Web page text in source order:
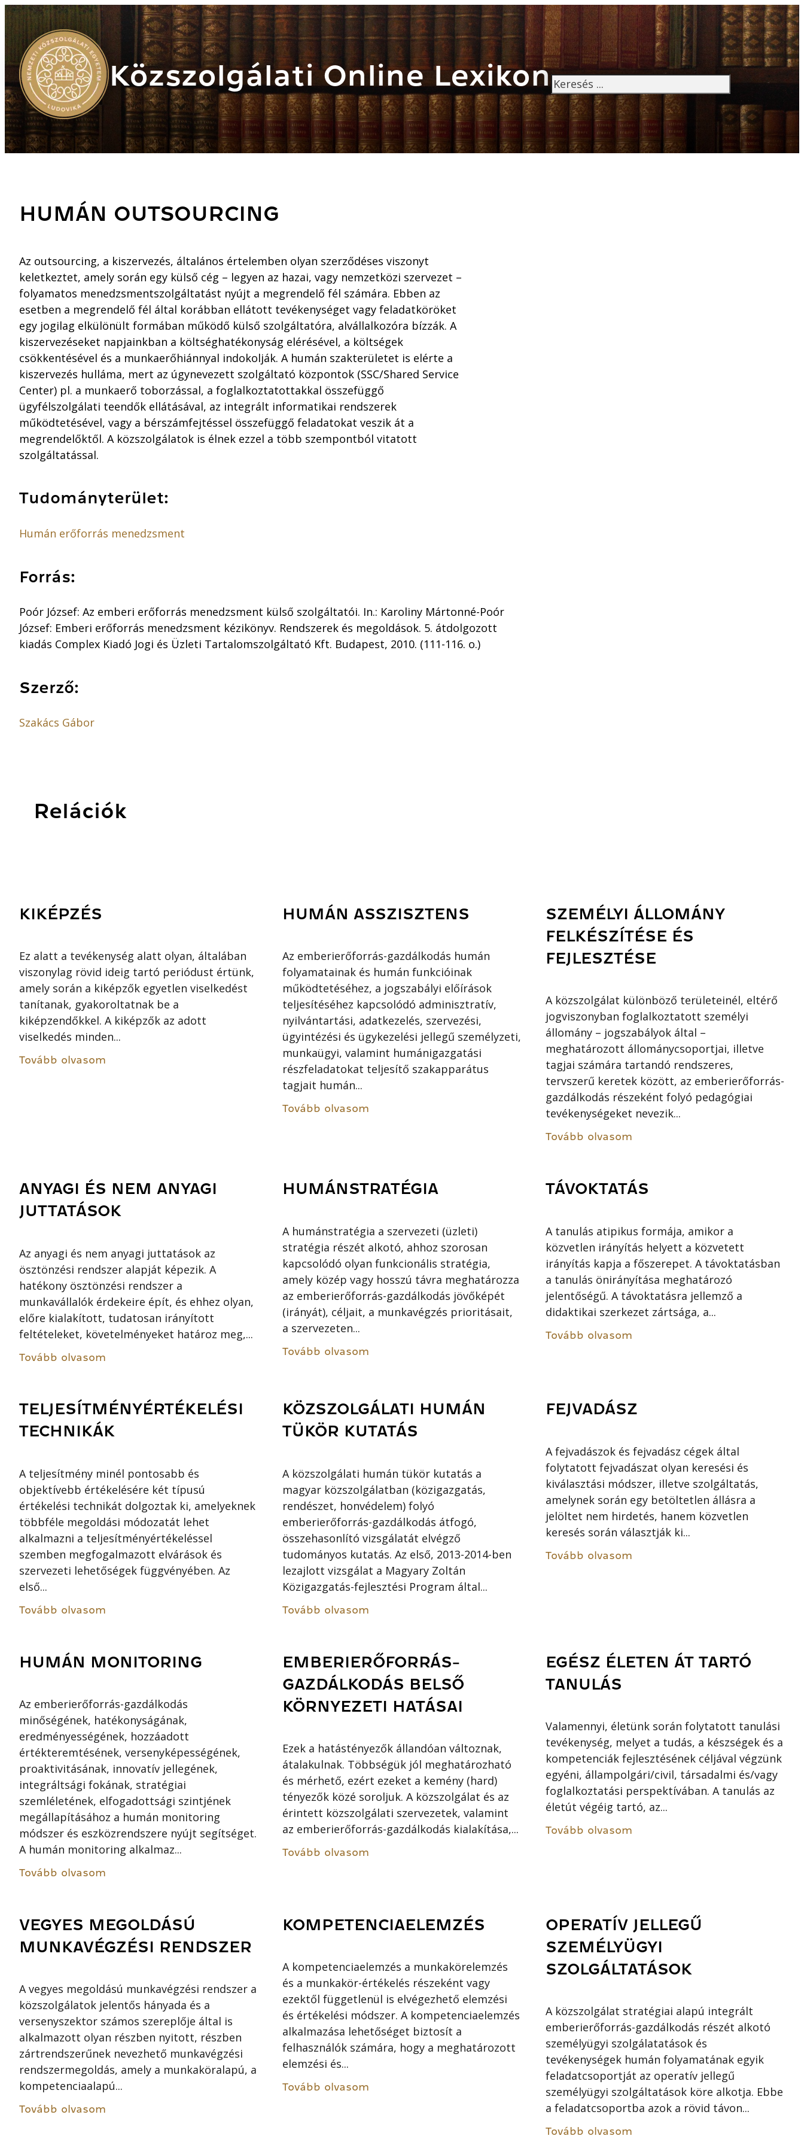
Közszolgálati Online Lexikon Keresés
HUMÁN OUTSOURCING
Az outsourcing, a kiszervezés, általános értelemben olyan szerződéses viszonyt
keletkeztet, amely során egy külső cég – legyen az hazai, vagy nemzetközi szervezet –
folyamatos menedzsmentszolgáltatást nyújt a megrendelő fél számára. Ebben az
esetben a megrendelő fél által korábban ellátott tevékenységet vagy feladatköröket
egy jogilag elkülönült formában működő külső szolgáltatóra, alvállalkozóra bízzák. A
kiszervezéseket napjainkban a költséghatékonyság elérésével, a költségek
csökkentésével és a munkaerőhiánnyal indokolják. A humán szakterületet is elérte a
kiszervezés hulláma, mert az úgynevezett szolgáltató központok (SSC/Shared Service
Center) pl. a munkaerő toborzással, a foglalkoztatottakkal összefüggő
ügyfélszolgálati teendők ellátásával, az integrált informatikai rendszerek
működtetésével, vagy a bérszámfejtéssel összefüggő feladatokat veszik át a
megrendelőktől. A közszolgálatok is élnek ezzel a több szempontból vitatott
szolgáltatással.
Tudományterület:
Humán erőforrás menedzsment
Forrás:
Poór József: Az emberi erőforrás menedzsment külső szolgáltatói. In.: Karoliny Mártonné-Poór
József: Emberi erőforrás menedzsment kézikönyv. Rendszerek és megoldások. 5. átdolgozott
kiadás Complex Kiadó Jogi és Üzleti Tartalomszolgáltató Kft. Budapest, 2010. (111-116. o.)
Szerző:
Szakács Gábor
Relációk
KIKÉPZÉS
Ez alatt a tevékenység alatt olyan, általában
viszonylag rövid ideig tartó periódust értünk,
amely során a kiképzők egyetlen viselkedést
tanítanak, gyakoroltatnak be a
kiképzendőkkel. A kiképzők az adott
viselkedés minden...
Tovább olvasom
HUMÁN ASSZISZTENS
Az emberierőforrás-gazdálkodás humán
folyamatainak és humán funkcióinak
működtetéséhez, a jogszabályi előírások
teljesítéséhez kapcsolódó adminisztratív,
nyilvántartási, adatkezelés, szervezési,
ügyintézési és ügykezelési jellegű személyzeti,
munkaügyi, valamint humánigazgatási
részfeladatokat teljesítő szakapparátus
tagjait humán...
Tovább olvasom
SZEMÉLYI ÁLLOMÁNY
FELKÉSZÍTÉSE ÉS
FEJLESZTÉSE
A közszolgálat különböző területeinél, eltérő
jogviszonyban foglalkoztatott személyi
állomány – jogszabályok által –
meghatározott állománycsoportjai, illetve
tagjai számára tartandó rendszeres,
tervszerű keretek között, az emberierőforrás-
gazdálkodás részeként folyó pedagógiai
tevékenységeket nevezik...
Tovább olvasom
ANYAGI ÉS NEM ANYAGI
JUTTATÁSOK
Az anyagi és nem anyagi juttatások az
ösztönzési rendszer alapját képezik. A
hatékony ösztönzési rendszer a
munkavállalók érdekeire épít, és ehhez olyan,
előre kialakított, tudatosan irányított
feltételeket, követelményeket határoz meg,...
Tovább olvasom
HUMÁNSTRATÉGIA
A humánstratégia a szervezeti (üzleti)
stratégia részét alkotó, ahhoz szorosan
kapcsolódó olyan funkcionális stratégia,
amely közép vagy hosszú távra meghatározza
az emberierőforrás-gazdálkodás jövőképét
(irányát), céljait, a munkavégzés prioritásait,
a szervezeten...
Tovább olvasom
TÁVOKTATÁS
A tanulás atipikus formája, amikor a
közvetlen irányítás helyett a közvetett
irányítás kapja a főszerepet. A távoktatásban
a tanulás önirányítása meghatározó
jelentőségű. A távoktatásra jellemző a
didaktikai szerkezet zártsága, a...
Tovább olvasom
TELJESÍTMÉNYÉRTÉKELÉSI
TECHNIKÁK
A teljesítmény minél pontosabb és
objektívebb értékelésére két típusú
értékelési technikát dolgoztak ki, amelyeknek
többféle megoldási módozatát lehet
alkalmazni a teljesítményértékeléssel
szemben megfogalmazott elvárások és
szervezeti lehetőségek függvényében. Az
első...
Tovább olvasom
KÖZSZOLGÁLATI HUMÁN
TÜKÖR KUTATÁS
A közszolgálati humán tükör kutatás a
magyar közszolgálatban (közigazgatás,
rendészet, honvédelem) folyó
emberierőforrás-gazdálkodás átfogó,
összehasonlító vizsgálatát elvégző
tudományos kutatás. Az első, 2013-2014-ben
lezajlott vizsgálat a Magyary Zoltán
Közigazgatás-fejlesztési Program által...
Tovább olvasom
FEJVADÁSZ
A fejvadászok és fejvadász cégek által
folytatott fejvadászat olyan keresési és
kiválasztási módszer, illetve szolgáltatás,
amelynek során egy betöltetlen állásra a
jelöltet nem hirdetés, hanem közvetlen
keresés során választják ki...
Tovább olvasom
HUMÁN MONITORING
Az emberierőforrás-gazdálkodás
minőségének, hatékonyságának,
eredményességének, hozzáadott
értékteremtésének, versenyképességének,
proaktivitásának, innovatív jellegének,
integráltsági fokának, stratégiai
szemléletének, elfogadottsági szintjének
megállapításához a humán monitoring
módszer és eszközrendszere nyújt segítséget.
A humán monitoring alkalmaz...
Tovább olvasom
EMBERIERŐFORRÁS-
GAZDÁLKODÁS BELSŐ
KÖRNYEZETI HATÁSAI
Ezek a hatástényezők állandóan változnak,
átalakulnak. Többségük jól meghatározható
és mérhető, ezért ezeket a kemény (hard)
tényezők közé soroljuk. A közszolgálat és az
érintett közszolgálati szervezetek, valamint
az emberierőforrás-gazdálkodás kialakítása,...
Tovább olvasom
EGÉSZ ÉLETEN ÁT TARTÓ
TANULÁS
Valamennyi, életünk során folytatott tanulási
tevékenység, melyet a tudás, a készségek és a
kompetenciák fejlesztésének céljával végzünk
egyéni, állampolgári/civil, társadalmi és/vagy
foglalkoztatási perspektívában. A tanulás az
életút végéig tartó, az...
Tovább olvasom
VEGYES MEGOLDÁSÚ
MUNKAVÉGZÉSI RENDSZER
A vegyes megoldású munkavégzési rendszer a
közszolgálatok jelentős hányada és a
versenyszektor számos szereplője által is
alkalmazott olyan részben nyitott, részben
zártrendszerűnek nevezhető munkavégzési
rendszermegoldás, amely a munkaköralapú, a
kompetenciaalapú...
Tovább olvasom
KOMPETENCIAELEMZÉS
A kompetenciaelemzés a munkakörelemzés
és a munkakör-értékelés részeként vagy
ezektől függetlenül is elvégezhető elemzési
és értékelési módszer. A kompetenciaelemzés
alkalmazása lehetőséget biztosít a
felhasználók számára, hogy a meghatározott
elemzési és...
Tovább olvasom
OPERATÍV JELLEGŰ
SZEMÉLYÜGYI
SZOLGÁLTATÁSOK
A közszolgálat stratégiai alapú integrált
emberierőforrás-gazdálkodás részét alkotó
személyügyi szolgálatatások és
tevékenységek humán folyamatának egyik
feladatcsoportját az operatív jellegű
személyügyi szolgáltatások köre alkotja. Ebbe
a feladatcsoportba azok a rövid távon...
Tovább olvasom